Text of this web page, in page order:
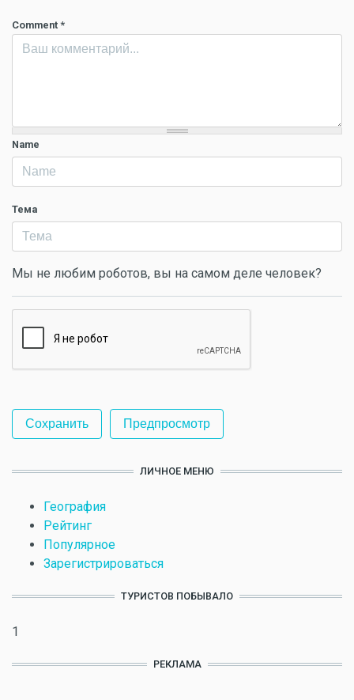
Comment *
Name
Тема
Мы не любим роботов, вы на самом деле человек?
ЛИЧНОЕ МЕНЮ
География
Рейтинг
Популярное
Зарегистрироваться
ТУРИСТОВ ПОБЫВАЛО
1
РЕКЛАМА